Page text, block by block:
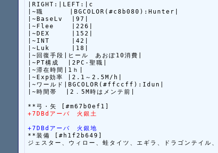
|RIGHT:|LEFT:|c
|~職      |BGCOLOR(#c8b080):Hunter|
|~BaseLv  |97|
|~Flee    |226|
|~DEX     |152|
|~INT     |42|
|~Luk     |18|
|~回復手段|ヒール　あおぽ10消費|
|~PT構成  |2PC-聖職|
|~滞在時間|1ｈ|
|~Exp効率 |2.1～2.5M/h|
|~ワールド|BGCOLOR(#ffccff):Idun|
|~時間帯  |2．5M時はメンテ前|
+7DBdアーバ　火銀土
+7DBdアーバ　火銀地
**装備 [#h1f2b649]
ジェスター、ウィロー、蛙タイツ、エギラ、ドラゴンテイル